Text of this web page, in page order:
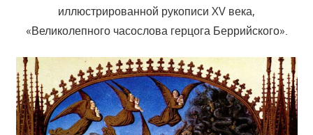
иллюстрированной рукописи XV века,
«Великолепного часослова герцога Беррийского».